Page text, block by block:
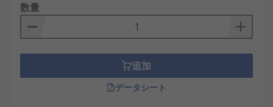
数量
追加
データシート